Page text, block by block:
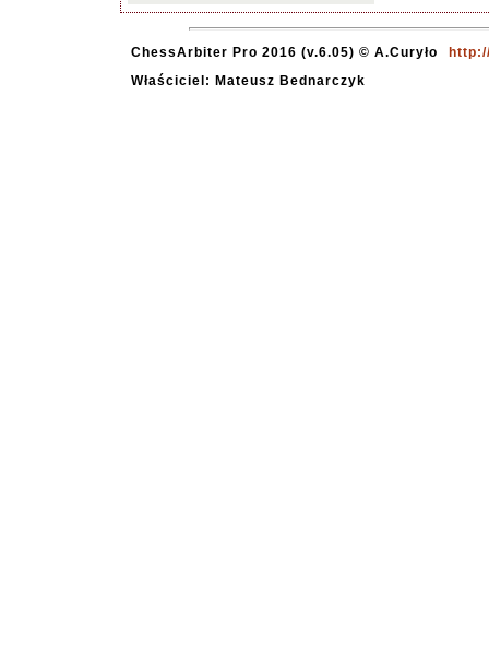
ChessArbiter Pro 2016 (v.6.05) © A.Curyło
Właściciel: Mateusz Bednarczyk